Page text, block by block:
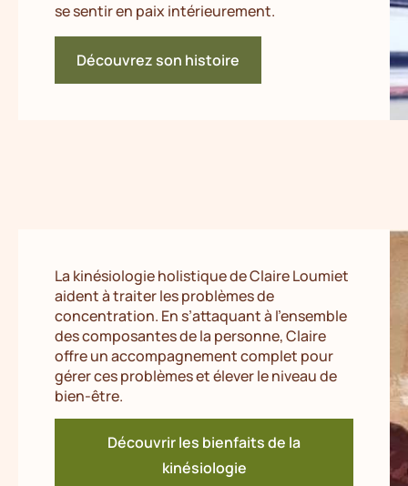
se sentir en paix intérieurement.
Découvrez son histoire
La kinésiologie holistique de Claire Loumiet
aident à traiter les problèmes de
concentration. En s’attaquant à l’ensemble
des composantes de la personne, Claire
offre un accompagnement complet pour
gérer ces problèmes et élever le niveau de
bien-être.
Découvrir les bienfaits de la
kinésiologie